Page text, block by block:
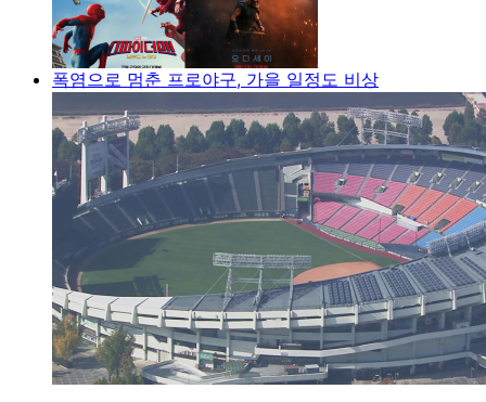
폭염으로 멈춘 프로야구, 가을 일정도 비상